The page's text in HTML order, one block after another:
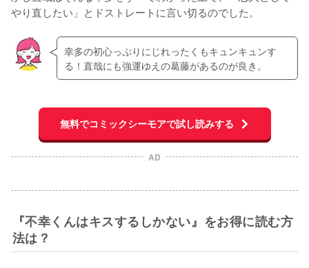
やり直したい」とドストレートに言い切るのでした。
幸多の初心っぷりにじれったくもキュンキュンす
る！直哉にも強運ゆえの葛藤があるのが良き。
無料でコミックシーモアで試し読みする
AD
『不幸くんはキスするしかない』をお得に読む方
法は？